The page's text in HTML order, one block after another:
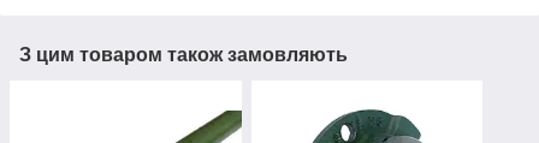
З цим товаром також замовляють